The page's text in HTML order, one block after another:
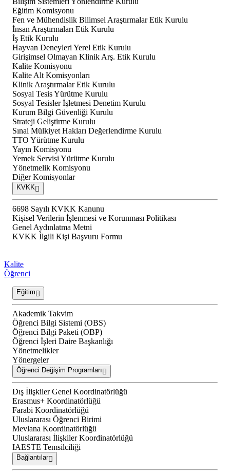
Eğitim Komisyonu
Fen ve Mühendislik Bilimsel Araştırmalar Etik Kurulu
İnsan Araştırmaları Etik Kurulu
İş Etik Kurulu
Hayvan Deneyleri Yerel Etik Kurulu
Girişimsel Olmayan Klinik Arş. Etik Kurulu
Kalite Komisyonu
Kalite Alt Komisyonları
Klinik Araştırmalar Etik Kurulu
Sosyal Tesis Yürütme Kurulu
Sosyal Tesisler İşletmesi Denetim Kurulu
Kurum Bilgi Güvenliği Kurulu
Strateji Geliştirme Kurulu
Sınai Mülkiyet Hakları Değerlendirme Kurulu
TTO Yürütme Kurulu
Yayın Komisyonu
Yemek Servisi Yürütme Kurulu
Yönetmelik Komisyonu
Diğer Komisyonlar
KVKK
6698 Sayılı KVKK Kanunu
Kişisel Verilerin İşlenmesi ve Korunması Politikası
Genel Aydınlatma Metni
KVKK İlgili Kişi Başvuru Formu
Kalite
Öğrenci
Eğitim
Akademik Takvim
Öğrenci Bilgi Sistemi (OBS)
Öğrenci Bilgi Paketi (OBP)
Öğrenci İşleri Daire Başkanlığı
Yönetmelikler
Yönergeler
Öğrenci Değişim Programları
Dış İlişkiler Genel Koordinatörlüğü
Erasmus+ Koordinatörlüğü
Farabi Koordinatörlüğü
Uluslararası Öğrenci Birimi
Mevlana Koordinatörlüğü
Uluslararası İlişkiler Koordinatörlüğü
IAESTE Temsilciliği
Bağlantılar